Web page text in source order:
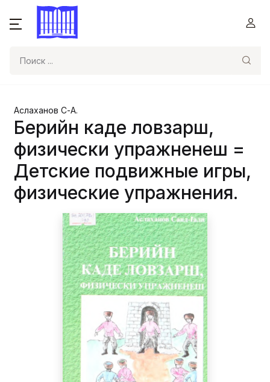
Аслаханов С-А.
Берийн каде ловзарш,
физически упражненеш =
Детские подвижные игры,
физические упражнения.